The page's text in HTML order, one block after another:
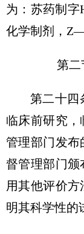
为：苏药制
化学制剂，Z—
第
第二十
临床前研究
管理部门发布
督管理部门颁
用其他评价
明其科学性的